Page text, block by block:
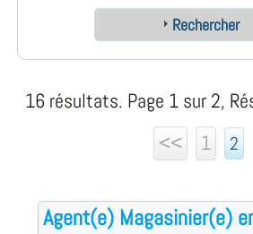
Rechercher
16 résultats. Page 1 sur 2,
<<
1 2
Agent(e) Magasinier(e)